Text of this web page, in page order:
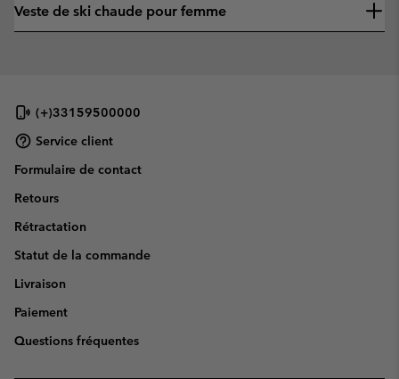
Veste de ski chaude pour femme
(+)33159500000
Service client
Formulaire de contact
Retours
Rétractation
Statut de la commande
Livraison
Paiement
Questions fréquentes